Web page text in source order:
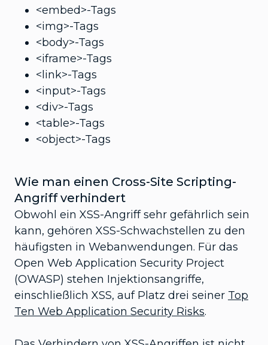
<embed>-Tags
<img>-Tags
<body>-Tags
<iframe>-Tags
<link>-Tags
<input>-Tags
<div>-Tags
<table>-Tags
<object>-Tags
Wie man einen Cross-Site Scripting-
Angriff verhindert
Obwohl ein XSS-Angriff sehr gefährlich sein
kann, gehören XSS-Schwachstellen zu den
häufigsten in Webanwendungen. Für das
Open Web Application Security Project
(OWASP) stehen Injektionsangriffe,
einschließlich XSS, auf Platz drei seiner Top
Ten Web Application Security Risks.